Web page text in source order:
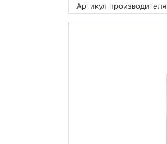
Артикул производителя